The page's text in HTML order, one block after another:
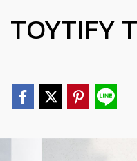
TOYTIFY